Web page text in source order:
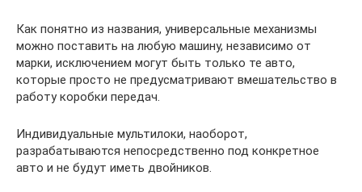
Как понятно из названия, универсальные механизмы
можно поставить на любую машину, независимо от
марки, исключением могут быть только те авто,
которые просто не предусматривают вмешательство в
работу коробки передач.
Индивидуальные мультилоки, наоборот,
разрабатываются непосредственно под конкретное
авто и не будут иметь двойников.